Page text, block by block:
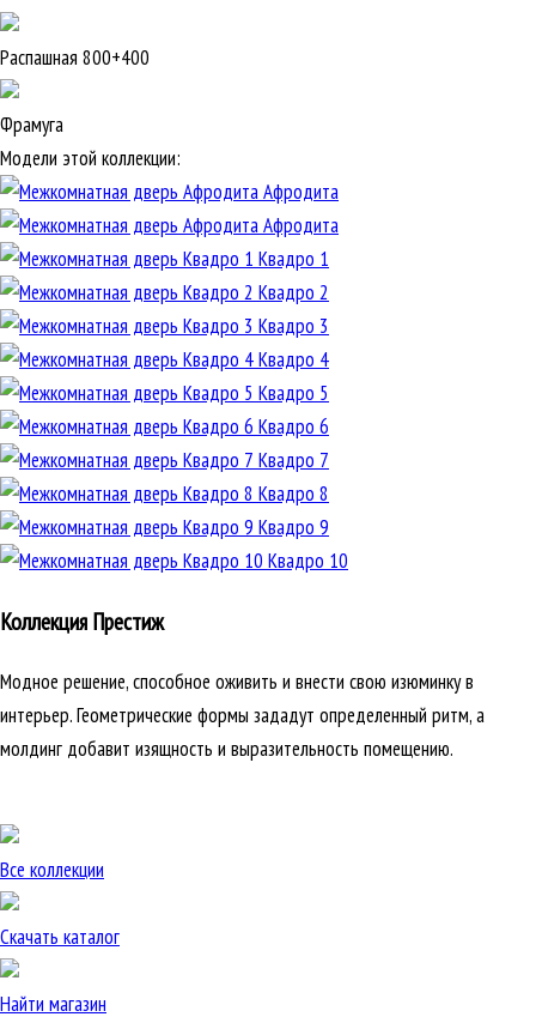
Распашная 800+400
Фрамуга
Модели этой коллекции:
Афродита
Афродита
Квадро 1
Квадро 2
Квадро 3
Квадро 4
Квадро 5
Квадро 6
Квадро 7
Квадро 8
Квадро 9
Квадро 10
Коллекция Престиж
Модное решение, способное оживить и внести свою изюминку в
интерьер. Геометрические формы зададут определенный ритм, а
молдинг добавит изящность и выразительность помещению.
Все коллекции
Скачать каталог
Найти магазин